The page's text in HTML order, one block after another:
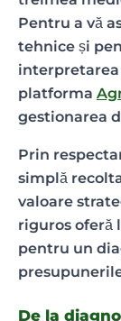
Pentru a vă
tehnice și
platforma
gestionarea
Prin
simplă
valoare
riguros oferă
pentru un
De la